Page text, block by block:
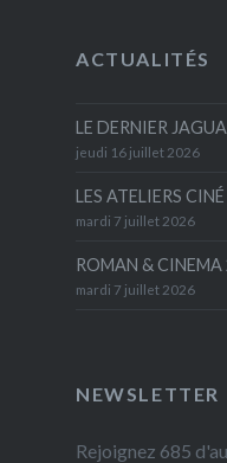
ACTUALITÉS
LE DERNIER
jeudi 16 juillet 2026
LES ATELIERS CINÉ
mardi 7 juillet 2026
ROMAN & CINEMA
mardi 7 juillet 2026
NEWSLETTER
Rejoignez 685